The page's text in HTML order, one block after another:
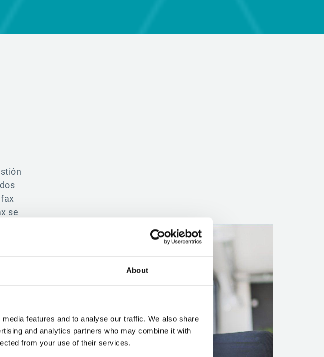
About
features and to analyse our traffic. We also share
and analytics partners who may combine it with
from your use of their services.
se